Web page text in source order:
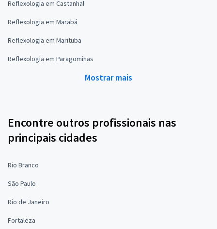
Reflexologia em Castanhal
Reflexologia em Marabá
Reflexologia em Marituba
Reflexologia em Paragominas
Mostrar mais
Encontre outros profissionais nas
principais cidades
Rio Branco
São Paulo
Rio de Janeiro
Fortaleza